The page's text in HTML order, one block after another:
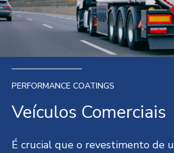
PERFORMANCE COATINGS
Veículos Comerciais
É crucial que o revestimento de